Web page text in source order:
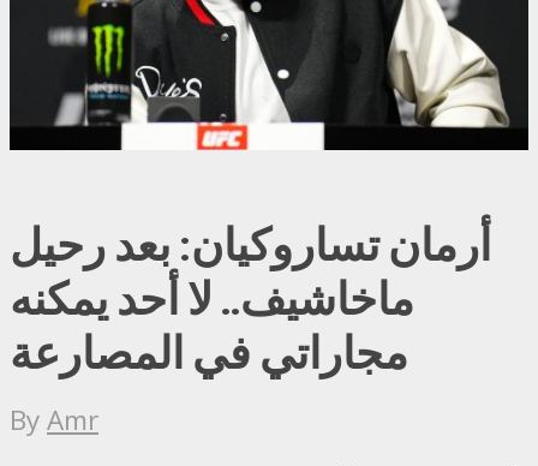
أرمان تساروكيان: بعد رحيل
ماخاشيف.. لا أحد يمكنه
مجاراتي في المصارعة
ByAmr